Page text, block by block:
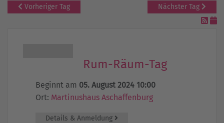
Vorheriger Tag Nächster Tag
Rum-Räum-Tag
Beginnt am 05. August 2024 10:00
Ort: Martinushaus Aschaffenburg
Details & Anmeldung